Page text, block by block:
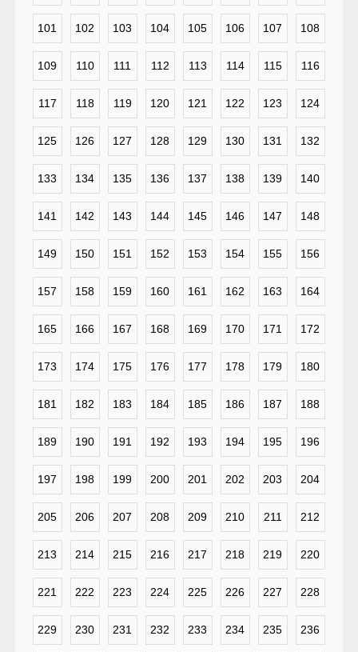
101 102 103 104 105 106 107 108
109 110 111 112 113 114 115 116
117 118 119 120 121 122 123 124
125 126 127 128 129 130 131 132
133 134 135 136 137 138 139 140
141 142 143 144 145 146 147 148
149 150 151 152 153 154 155 156
157 158 159 160 161 162 163 164
165 166 167 168 169 170 171 172
173 174 175 176 177 178 179 180
181 182 183 184 185 186 187 188
189 190 191 192 193 194 195 196
197 198 199 200 201 202 203 204
205 206 207 208 209 210 211 212
213 214 215 216 217 218 219 220
221 222 223 224 225 226 227 228
229 230 231 232 233 234 235 236